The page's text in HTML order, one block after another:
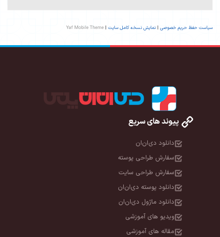
حفظ حریم خصوصی|نمایش نسخه کامل سایت|
Yaf Mobile Theme
پیوند های سریع
دانلود دی‌ان‌ان
سفارش طراحی پوسته
سفارش طراحی سایت
دانلود پوسته دی‌ان‌ان
دانلود ماژول دی‌ان‌ان
ویدیو های آموزشی
مقاله های آموزشی